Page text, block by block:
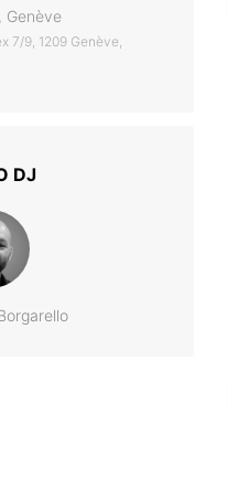
Genève
7/9, 1209 Genève,
DJ